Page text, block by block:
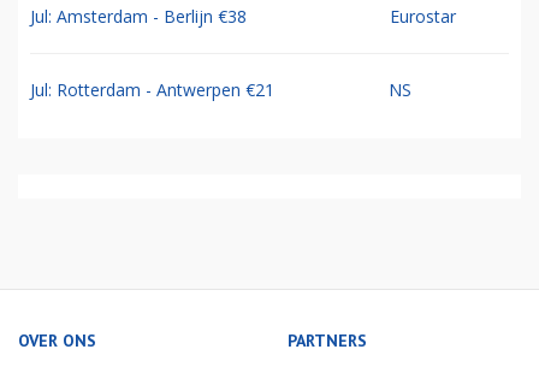
Jul: Amsterdam - Berlijn €38 Eurostar
Jul: Rotterdam - Antwerpen €21 NS
OVER ONS PARTNERS